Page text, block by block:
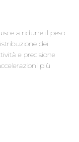
a ridurre il peso
dei
e precisione
più